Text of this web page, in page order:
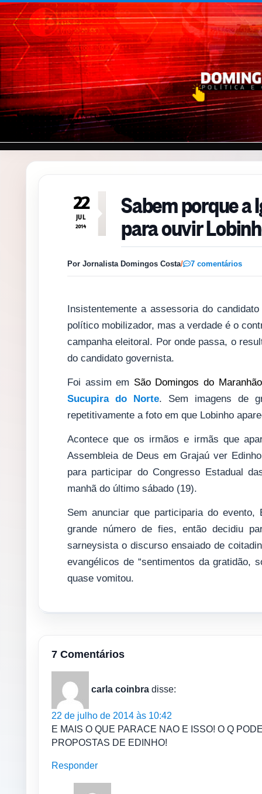
Pular para o conteúdo
22
JUL
2014
Sabem porque a
para ouvir
Por Jornalista Domingos Costa/ 7 comentários
Insistentemente a assessoria do
político mobilizador, mas a verdade é o
campanha eleitoral. Por onde passa, o
do candidato governista.
Foi assim em São Domingos do
Sucupira do Norte. Sem imagens de
repetitivamente a foto em que Lobinho
Acontece que os irmãos e irmãs que
Assembleia de Deus em Grajaú ver
para participar do Congresso Estadual
manhã do último sábado (19).
Sem anunciar que participaria do evento,
grande número de fies, então decidiu
sarneysista o discurso ensaiado de
evangélicos de “sentimentos da gratidão,
quase vomitou.
7 Comentários
carla coinbra disse:
22 de julho de 2014 às 10:42
E MAIS O QUE PARACE NAO E ISSO! O Q
PROPOSTAS DE EDINHO!
Responder